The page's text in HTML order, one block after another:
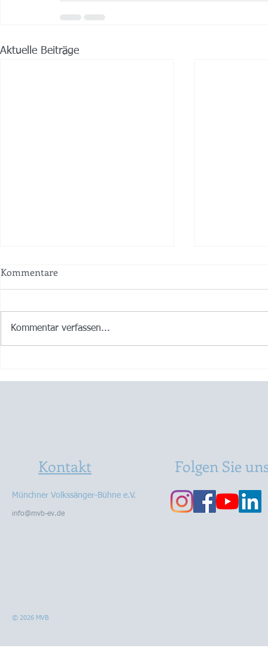
Aktuelle Beiträge
und lass recht kracha! 🍾💖😀
griang dua
Kommentare
Kommentar verfassen...
Kontakt
Münchner Volkssänger-Bühne e.V.
info@mvb-ev.de
Folgen Sie
© 2026 MVB